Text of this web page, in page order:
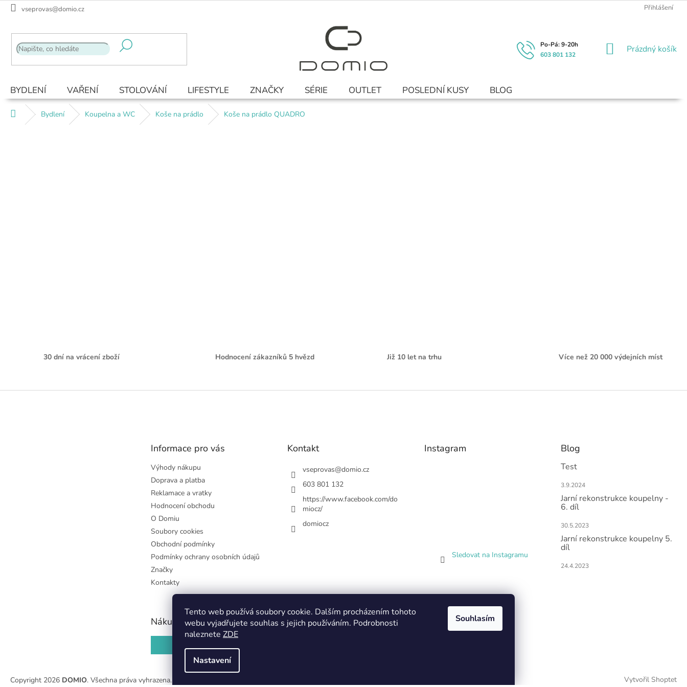
Tento web používá soubory cookie. Dalším procházením tohoto
webu vyjadřujete souhlas s jejich používáním. Podrobnosti
naleznete ZDE
Nastavení
Souhlasím
Přejít
vseprovas@domio.cz Přihlášení
603 801 132
NÁKUPNÍ
Prázdný košík
BYDLENÍ VAŘENÍ STOLOVÁNÍ LIFESTYLE ZNAČKY SÉRIE OUTLET POSLEDNÍ KUSY BLOG
Domů Bydlení Koupelna a WC Koše na prádlo Koše na prádlo QUADRO
30 dní na vrácení zboží Hodnocení zákazníků 5 hvězd Již 10 let na trhu Více než 20 000 výdejních míst
Z
Informace pro vás
Výhody nákupu
Doprava a platba
Reklamace a vratky
Hodnocení obchodu
O Domiu
Soubory cookies
Obchodní podmínky
Podmínky ochrany osobních údajů
Značky
Kontakty
Kontakt
vseprovas@domio.cz
603 801 132
https://www.facebook.com/do
miocz/
domiocz
Instagram
Sledovat na Instagramu
Blog
Test
3.9.2024
Jarní rekonstrukce koupelny -
6. díl
30.5.2023
Jarní rekonstrukce koupelny 5.
díl
24.4.2023
Nákupní košík
Vytvořil Shoptet
Copyright 2026 DOMIO. Všechna práva vyhrazena.